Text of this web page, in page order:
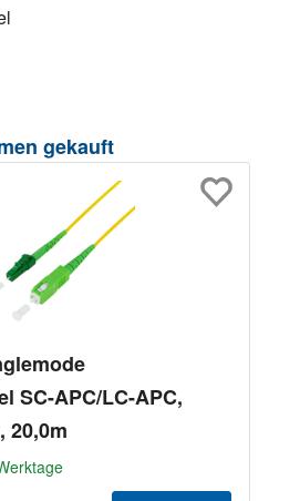
gekauft
SC-APC/LC-APC,
20,0m